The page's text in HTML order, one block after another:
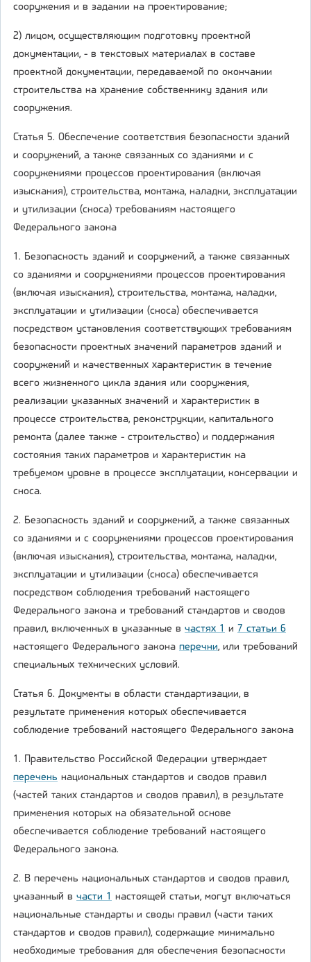
сооружения и в задании на проектирование;
2) лицом, осуществляющим подготовку проектной
документации, - в текстовых материалах в составе
проектной документации, передаваемой по окончании
строительства на хранение собственнику здания или
сооружения.
Статья 5. Обеспечение соответствия безопасности зданий
и сооружений, а также связанных со зданиями и с
сооружениями процессов проектирования (включая
изыскания), строительства, монтажа, наладки, эксплуатации
и утилизации (сноса) требованиям настоящего
Федерального закона
1. Безопасность зданий и сооружений, а также связанных
со зданиями и сооружениями процессов проектирования
(включая изыскания), строительства, монтажа, наладки,
эксплуатации и утилизации (сноса) обеспечивается
посредством установления соответствующих требованиям
безопасности проектных значений параметров зданий и
сооружений и качественных характеристик в течение
всего жизненного цикла здания или сооружения,
реализации указанных значений и характеристик в
процессе строительства, реконструкции, капитального
ремонта (далее также - строительство) и поддержания
состояния таких параметров и характеристик на
требуемом уровне в процессе эксплуатации, консервации и
сноса.
2. Безопасность зданий и сооружений, а также связанных
со зданиями и с сооружениями процессов проектирования
(включая изыскания), строительства, монтажа, наладки,
эксплуатации и утилизации (сноса) обеспечивается
посредством соблюдения требований настоящего
Федерального закона и требований стандартов и сводов
правил, включенных в указанные в частях 1 и 7 статьи 6
настоящего Федерального закона перечни, или требований
специальных технических условий.
Статья 6. Документы в области стандартизации, в
результате применения которых обеспечивается
соблюдение требований настоящего Федерального закона
1. Правительство Российской Федерации утверждает
перечень национальных стандартов и сводов правил
(частей таких стандартов и сводов правил), в результате
применения которых на обязательной основе
обеспечивается соблюдение требований настоящего
Федерального закона.
2. В перечень национальных стандартов и сводов правил,
указанный в части 1 настоящей статьи, могут включаться
национальные стандарты и своды правил (части таких
стандартов и сводов правил), содержащие минимально
необходимые требования для обеспечения безопасности